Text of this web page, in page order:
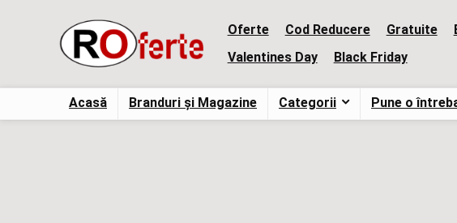
Oferte Cod Reducere Gratuite
Valentines Day
Black Friday
Acasă Branduri și Magazine Categorii Pune o